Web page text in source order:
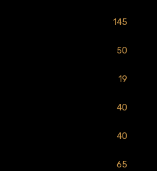
145
50
19
40
40
65